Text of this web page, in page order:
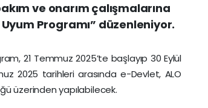
ve onarım çalışmalarına
Programı” düzenleniyor.
21 Temmuz 2025’te başlayıp 30 Eylül
2025 tarihleri arasında e-Devlet, ALO
üzerinden yapılabilecek.